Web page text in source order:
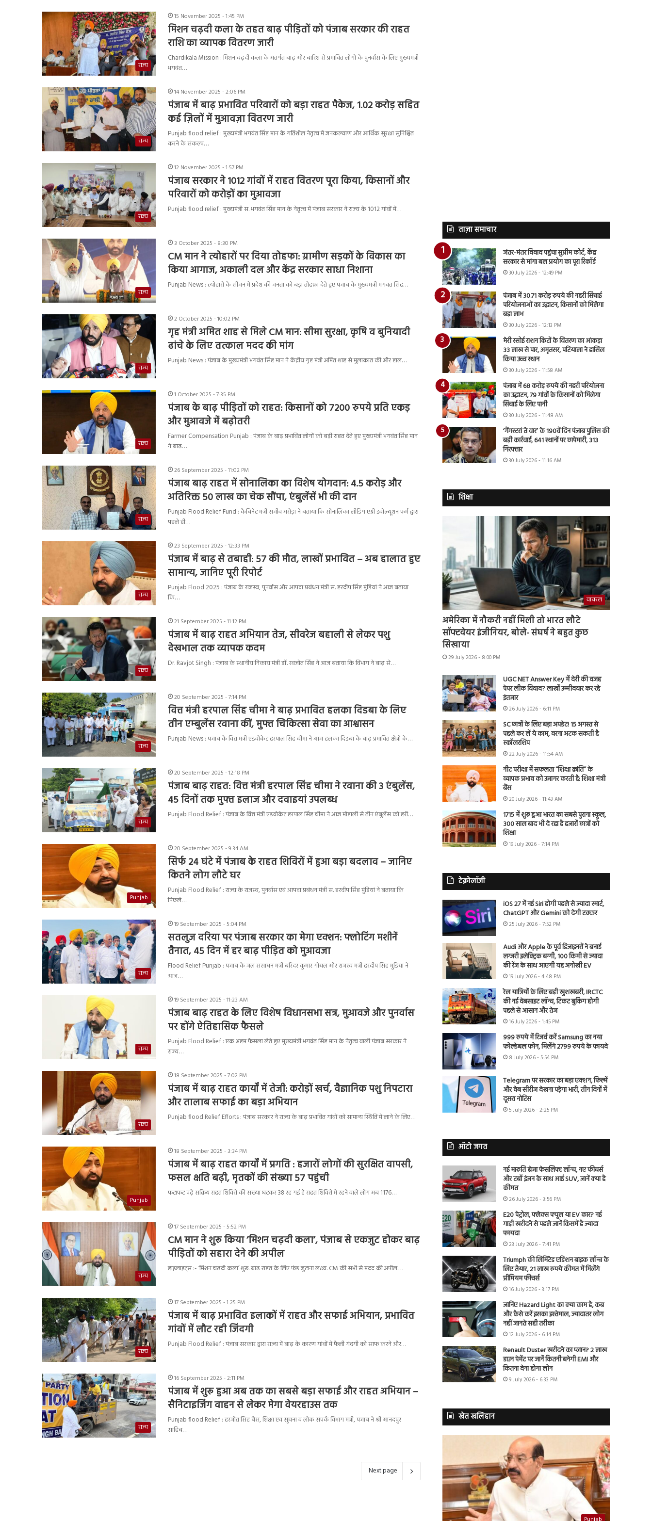
राज्य
15 November 2025 - 1:45 PM
मिशन चढ़दी कला के तहत बाढ़ पीड़ितों को पंजाब सरकार की राहत
राशि का व्यापक वितरण जारी
Chardikala Mission : मिशन चढ़दी कला के अंतर्गत बाढ़ और बारिश से प्रभावित लोगों के पुनर्वास के लिए मुख्यमंत्री
भगवंत…
राज्य
14 November 2025 - 2:06 PM
पंजाब में बाढ़ प्रभावित परिवारों को बड़ा राहत पैकेज, 1.02 करोड़ सहित
कई ज़िलों में मुआवज़ा वितरण जारी
Punjab flood relief : मुख्यमंत्री भगवंत सिंह मान के गतिशील नेतृत्व में जनकल्याण और आर्थिक सुरक्षा सुनिश्चित
करने के संकल्प…
राज्य
12 November 2025 - 1:57 PM
पंजाब सरकार ने 1012 गांवों में राहत वितरण पूरा किया, किसानों और
परिवारों को करोड़ों का मुआवजा
Punjab flood relief : मुख्यमंत्री स. भगवंत सिंह मान के नेतृत्व में पंजाब सरकार ने राज्य के 1012 गांवों में…
राज्य
3 October 2025 - 8:30 PM
CM मान ने त्योहारों पर दिया तोहफा: ग्रामीण सड़कों के विकास का
किया आगाज, अकाली दल और केंद्र सरकार साधा निशाना
Punjab News : त्योहारों के सीजन में प्रदेश की जनता को बड़ा तोहफ़ा देते हुए पंजाब के मुख्यमंत्री भगवंत सिंह…
राज्य
2 October 2025 - 10:02 PM
गृह मंत्री अमित शाह से मिले CM मान: सीमा सुरक्षा, कृषि व बुनियादी
ढांचे के लिए तत्काल मदद की मांग
Punjab News : पंजाब के मुख्यमंत्री भगवंत सिंह मान ने केंद्रीय गृह मंत्री अमित शाह से मुलाकात की और हाल…
राज्य
1 October 2025 - 7:35 PM
पंजाब के बाढ़ पीड़ितों को राहत: किसानों को 7200 रुपये प्रति एकड़
और मुआवजे में बढ़ोतरी
Farmer Compensation Punjab : पंजाब के बाढ़ प्रभावित लोगों को बड़ी राहत देते हुए मुख्यमंत्री भगवंत सिंह मान
ने बाढ़…
राज्य
26 September 2025 - 11:02 PM
पंजाब बाढ़ राहत में सोनालिका का विशेष योगदान: 4.5 करोड़ और
अतिरिक्त 50 लाख का चेक सौंपा, एंबुलेंसें भी की दान
Punjab Flood Relief Fund : कैबिनेट मंत्री संजीव अरोड़ा ने बताया कि सोनालिका लीडिंग एग्री इवोल्यूशन फर्म द्वारा
पहले ही…
राज्य
23 September 2025 - 12:33 PM
पंजाब में बाढ़ से तबाही: 57 की मौत, लाखों प्रभावित – अब हालात हुए
सामान्य, जानिए पूरी रिपोर्ट
Punjab Flood 2025 : पंजाब के राजस्व, पुनर्वास और आपदा प्रबंधन मंत्री स. हरदीप सिंह मुंडियां ने आज बताया
कि…
राज्य
21 September 2025 - 11:12 PM
पंजाब में बाढ़ राहत अभियान तेज, सीवरेज बहाली से लेकर पशु
देखभाल तक व्यापक कदम
Dr. Ravjot Singh : पंजाब के स्थानीय निकाय मंत्री डॉ. रवजोत सिंह ने आज बताया कि विभाग ने बाढ़ से…
राज्य
20 September 2025 - 7:14 PM
वित्त मंत्री हरपाल सिंह चीमा ने बाढ़ प्रभावित हलका दिडबा के लिए
तीन एम्बुलेंस रवाना कीं, मुफ्त चिकित्सा सेवा का आश्वासन
Punjab News : पंजाब के वित्त मंत्री एडवोकेट हरपाल सिंह चीमा ने आज हलका दिडबा के बाढ़ प्रभावित क्षेत्रों के…
राज्य
20 September 2025 - 12:18 PM
पंजाब बाढ़ राहत: वित्त मंत्री हरपाल सिंह चीमा ने रवाना की 3 एंबुलेंस,
45 दिनों तक मुफ्त इलाज और दवाइयां उपलब्ध
Punjab Flood Relief : पंजाब के वित्त मंत्री एडवोकेट हरपाल सिंह चीमा ने आज मोहाली से तीन एंबुलेंस को हरी…
Punjab
20 September 2025 - 9:34 AM
सिर्फ 24 घंटे में पंजाब के राहत शिविरों में हुआ बड़ा बदलाव – जानिए
कितने लोग लौटे घर
Punjab Flood Relief : राज्य के राजस्व, पुनर्वास एवं आपदा प्रबंधन मंत्री स. हरदीप सिंह मुंडियां ने बताया कि
पिछले…
राज्य
19 September 2025 - 5:04 PM
सतलुज दरिया पर पंजाब सरकार का मेगा एक्शन: फ्लोटिंग मशीनें
तैनात, 45 दिन में हर बाढ़ पीड़ित को मुआवजा
Flood Relief Punjab : पंजाब के जल संसाधन मंत्री बरिंदर कुमार गोयल और राजस्व मंत्री हरदीप सिंह मुंडियां ने
आज…
राज्य
19 September 2025 - 11:23 AM
पंजाब बाढ़ राहत के लिए विशेष विधानसभा सत्र, मुआवजे और पुनर्वास
पर होंगे ऐतिहासिक फैसले
Punjab Flood Relief : एक अहम फैसला लेते हुए मुख्यमंत्री भगवंत सिंह मान के नेतृत्व वाली पंजाब सरकार ने
राज्य…
राज्य
18 September 2025 - 7:02 PM
पंजाब में बाढ़ राहत कार्यों में तेजी: करोड़ों खर्च, वैज्ञानिक पशु निपटारा
और तालाब सफाई का बड़ा अभियान
Punjab flood Relief Efforts : पंजाब सरकार ने राज्य के बाढ़ प्रभावित गांवों को सामान्य स्थिति में लाने के लिए…
Punjab
18 September 2025 - 3:34 PM
पंजाब में बाढ़ राहत कार्यों में प्रगति : हजारों लोगों की सुरक्षित वापसी,
फसल क्षति बढ़ी, मृतकों की संख्या 57 पहुंची
फटाफट पढ़ें सक्रिय राहत शिविरों की संख्या घटकर 38 रह गई है राहत शिविरों में रहने वाले लोग अब 1176…
राज्य
17 September 2025 - 5:52 PM
CM मान ने शुरू किया ‘मिशन चढ़दी कला’, पंजाब से एकजुट होकर बाढ़
पीड़ितों को सहारा देने की अपील
हाइलाइट्स :- ‘मिशन चढ़दी कला’ शुरू. बाढ़ राहत के लिए फंड जुटाना लक्ष्य. CM की सभी से मदद की अपील.…
राज्य
17 September 2025 - 1:25 PM
पंजाब में बाढ़ प्रभावित इलाकों में राहत और सफाई अभियान, प्रभावित
गांवों में लौट रही जिंदगी
Punjab Flood Relief : पंजाब सरकार द्वारा राज्य में बाढ़ के कारण गांवों में फैली गंदगी को साफ करने और…
राज्य
16 September 2025 - 2:11 PM
पंजाब में शुरू हुआ अब तक का सबसे बड़ा सफाई और राहत अभियान –
सैनिटाइजिंग वाहन से लेकर मेगा वेयरहाउस तक
Punjab flood Relief : हरजोत सिंह बैंस, शिक्षा एवं सूचना व लोक संपर्क विभाग मंत्री, पंजाब ने श्री आनंदपुर
साहिब…
Next page
ताज़ा समाचार
जंतर-मंतर विवाद पहुंचा सुप्रीम कोर्ट, केंद्र
सरकार से मांगा बल प्रयोग का पूरा रिकॉर्ड
30 July 2026 - 12:49 PM
पंजाब में 30.71 करोड़ रुपये की नहरी सिंचाई
परियोजनाओं का उद्घाटन, किसानों को मिलेगा
बड़ा लाभ
30 July 2026 - 12:13 PM
मेरी रसोई राशन किटों के वितरण का आंकड़ा
33 लाख से पार, अमृतसर, पटियाला ने हासिल
किया उच्च स्थान
30 July 2026 - 11:58 AM
पंजाब में 68 करोड़ रुपये की नहरी परियोजना
का उद्घाटन, 79 गांवों के किसानों को मिलेगा
सिंचाई के लिए पानी
30 July 2026 - 11:48 AM
‘गैंगस्टरां ते वार’ के 190वें दिन पंजाब पुलिस की
बड़ी कार्रवाई, 641 स्थानों पर छापेमारी, 313
गिरफ्तार
30 July 2026 - 11:16 AM
शिक्षा
वायरल
अमेरिका में नौकरी नहीं मिली तो भारत लौटे
सॉफ्टवेयर इंजीनियर, बोले- संघर्ष ने बहुत कुछ
सिखाया
29 July 2026 - 8:00 PM
UGC NET Answer Key में देरी की वजह
पेपर लीक विवाद? लाखों उम्मीदवार कर रहे
इंतजार
26 July 2026 - 6:11 PM
SC छात्रों के लिए बड़ा अपडेट! 15 अगस्त से
पहले कर लें ये काम, वरना अटक सकती है
स्कॉलरशिप
22 July 2026 - 11:54 AM
नीट परीक्षा में सफलता “शिक्षा क्रांति” के
व्यापक प्रभाव को उजागर करती है: शिक्षा मंत्री
बैंस
20 July 2026 - 11:43 AM
1715 में शुरू हुआ भारत का सबसे पुराना स्कूल,
300 साल बाद भी दे रहा है हजारों छात्रों को
शिक्षा
19 July 2026 - 7:14 PM
टेक्नोलॉजी
iOS 27 में नई Siri होगी पहले से ज्यादा स्मार्ट,
ChatGPT और Gemini को देगी टक्कर
25 July 2026 - 7:52 PM
Audi और Apple के पूर्व डिजाइनरों ने बनाई
लग्जरी इलेक्ट्रिक बग्गी, 100 किमी से ज्यादा
की रेंज के साथ आएगी यह अनोखी EV
19 July 2026 - 4:48 PM
रेल यात्रियों के लिए बड़ी खुशखबरी, IRCTC
की नई वेबसाइट लॉन्च, टिकट बुकिंग होगी
पहले से आसान और तेज
16 July 2026 - 1:45 PM
999 रुपये में रिजर्व करें Samsung का नया
फोल्डेबल फोन, मिलेंगे 2799 रुपये के फायदे
8 July 2026 - 5:54 PM
Telegram पर सरकार का बड़ा एक्शन, फिल्में
और वेब सीरीज देखना पड़ेगा भारी, तीन दिनों में
दूसरा नोटिस
5 July 2026 - 2:25 PM
ऑटो जगत
नई मारुति ब्रेजा फेसलिफ्ट लॉन्च, नए फीचर्स
और टर्बो इंजन के साथ आई SUV, जानें क्या है
कीमत
26 July 2026 - 3:56 PM
E20 पेट्रोल, फ्लेक्स फ्यूल या EV कार? नई
गाड़ी खरीदने से पहले जानें किसमें है ज्यादा
फायदा
23 July 2026 - 7:41 PM
Triumph की लिमिटेड एडिशन बाइक लॉन्च के
लिए तैयार, 21 लाख रुपये कीमत में मिलेंगे
प्रीमियम फीचर्स
16 July 2026 - 3:17 PM
जानिए Hazard Light का क्या काम है, कब
और कैसे करें इसका इस्तेमाल, ज्यादातर लोग
नहीं जानते सही तरीका
12 July 2026 - 6:14 PM
Renault Duster खरीदने का प्लान? 2 लाख
डाउन पेमेंट पर जानें कितनी बनेगी EMI और
कितना देना होगा लोन
9 July 2026 - 6:33 PM
खेत खलिहान